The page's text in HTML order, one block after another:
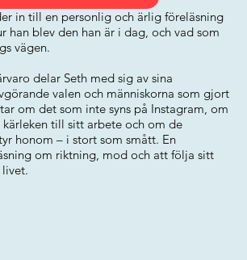
in till en personlig och ärlig föreläsning
han blev den han är i dag, och vad som
vägen.
delar Seth med sig av sina
valen och människorna som gjort
om det som inte syns på Instagram, om
till sitt arbete och om de
honom – i stort som smått. En
om riktning, mod och att följa sitt